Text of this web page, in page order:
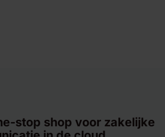
stop shop voor zakelijke